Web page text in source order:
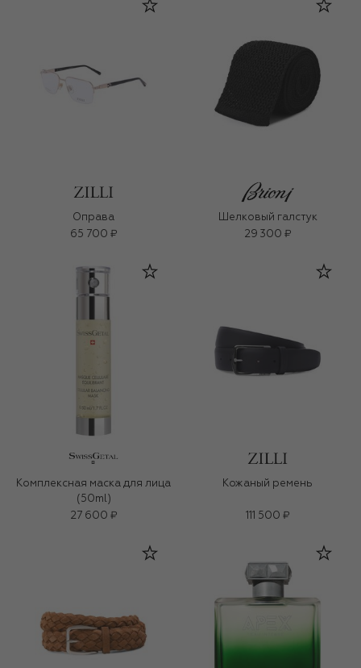
Оправа
65 700 ₽
Шелковый галстук
29 300 ₽
Комплексная маска для лица
(50ml)
27 600 ₽
Кожаный ремень
111 500 ₽